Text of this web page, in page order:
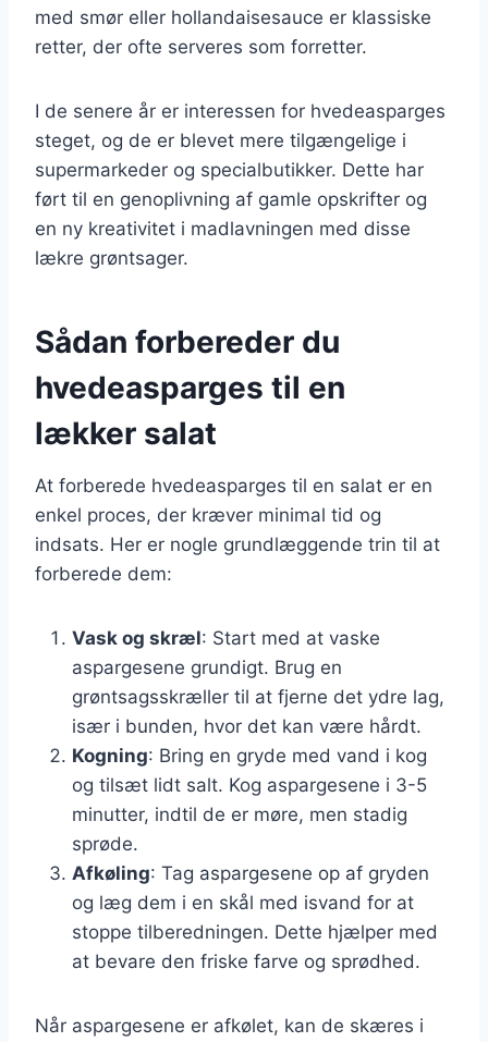
med smør eller hollandaisesauce er klassiske
retter, der ofte serveres som forretter.
I de senere år er interessen for hvedeasparges
steget, og de er blevet mere tilgængelige i
supermarkeder og specialbutikker. Dette har
ført til en genoplivning af gamle opskrifter og
en ny kreativitet i madlavningen med disse
lækre grøntsager.
Sådan forbereder du
hvedeasparges til en
lækker salat
At forberede hvedeasparges til en salat er en
enkel proces, der kræver minimal tid og
indsats. Her er nogle grundlæggende trin til at
forberede dem:
Vask og skræl: Start med at vaske
aspargesene grundigt. Brug en
grøntsagsskræller til at fjerne det ydre lag,
især i bunden, hvor det kan være hårdt.
Kogning: Bring en gryde med vand i kog
og tilsæt lidt salt. Kog aspargesene i 3-5
minutter, indtil de er møre, men stadig
sprøde.
Afkøling: Tag aspargesene op af gryden
og læg dem i en skål med isvand for at
stoppe tilberedningen. Dette hjælper med
at bevare den friske farve og sprødhed.
Når aspargesene er afkølet, kan de skæres i